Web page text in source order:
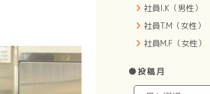
社員I.K（男性）
社員T.M（女性）
社員M.F（女性）
●投稿月